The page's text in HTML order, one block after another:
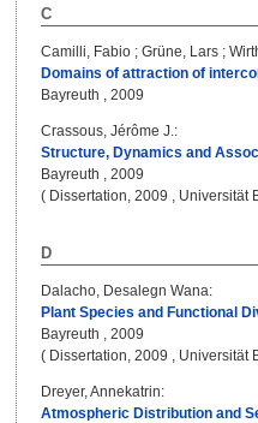
C
Camilli, Fabio ; Grüne, Lars ;
Domains of attraction of
Bayreuth , 2009
Crassous, Jérôme J.:
Structure, Dynamics and
Bayreuth , 2009
( Dissertation, 2009 , Universität
D
Dalacho, Desalegn Wana:
Plant Species and Functional
Bayreuth , 2009
( Dissertation, 2009 , Universität
Dreyer, Annekatrin:
Atmospheric Distribution and